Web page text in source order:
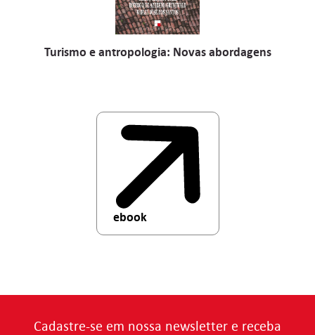
Turismo e antropologia: Novas abordagens
ebook
Cadastre-se em nossa newsletter e receba